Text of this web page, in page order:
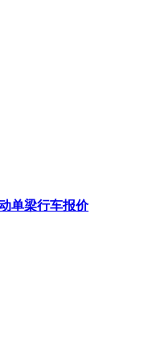
单梁行车报价